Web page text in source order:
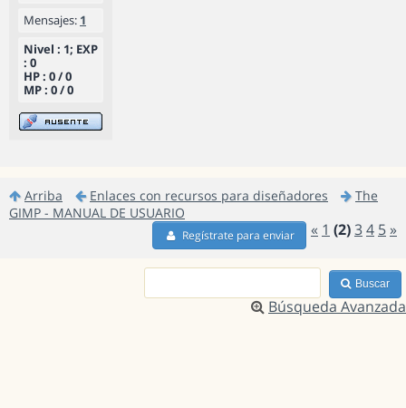
Mensajes: 1
Nivel : 1; EXP
: 0
HP : 0 / 0
MP : 0 / 0
Arriba Enlaces con recursos para diseñadores
The
GIMP - MANUAL DE USUARIO
« 1 (2)34 5 »
Regístrate para enviar
Buscar
Búsqueda Avanzada